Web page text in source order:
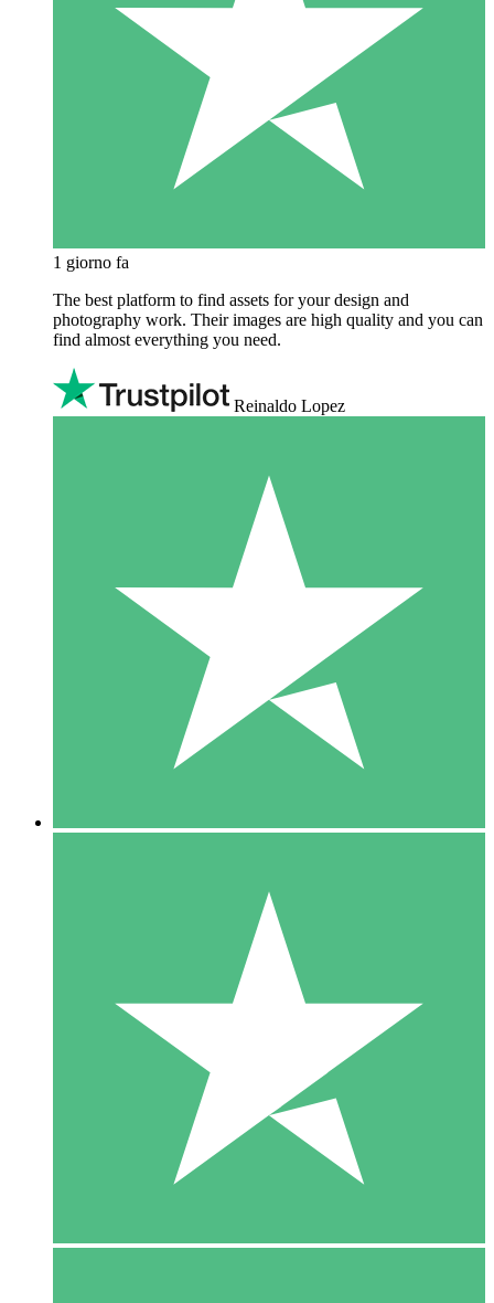
1 giorno fa
The best platform to find assets for your design and
photography work. Their images are high quality and you can
find almost everything you need.
Reinaldo Lopez